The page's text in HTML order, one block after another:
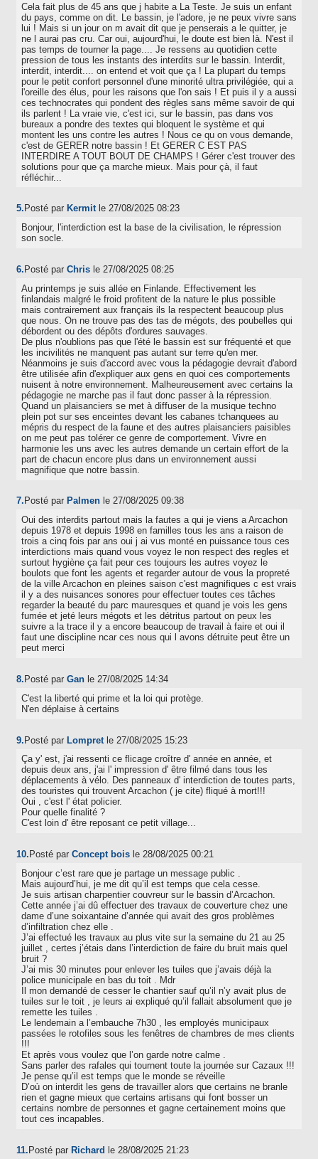
Cela fait plus de 45 ans que j habite a La Teste. Je suis un enfant
du pays, comme on dit. Le bassin, je l'adore, je ne peux vivre sans
lui ! Mais si un jour on m avait dit que je penserais a le quitter, je
ne l aurai pas cru. Car oui, aujourd'hui, le doute est bien là. N'est il
pas temps de tourner la page.... Je ressens au quotidien cette
pression de tous les instants des interdits sur le bassin. Interdit,
interdit, interdit.... on entend et voit que ça ! La plupart du temps
pour le petit confort personnel d'une minorité ultra privilégiée, qui a
l'oreille des élus, pour les raisons que l'on sais ! Et puis il y a aussi
ces technocrates qui pondent des règles sans même savoir de qui
ils parlent ! La vraie vie, c'est ici, sur le bassin, pas dans vos
bureaux a pondre des textes qui bloquent le système et qui
montent les uns contre les autres ! Nous ce qu on vous demande,
c'est de GERER notre bassin ! Et GERER C EST PAS
INTERDIRE A TOUT BOUT DE CHAMPS ! Gérer c'est trouver des
solutions pour que ça marche mieux. Mais pour çà, il faut
réfléchir...
5. Posté par Kermit le 27/08/2025 08:23
Bonjour, l'interdiction est la base de la civilisation, le répression
son socle.
6. Posté par Chris le 27/08/2025 08:25
Au printemps je suis allée en Finlande. Effectivement les
finlandais malgré le froid profitent de la nature le plus possible
mais contrairement aux français ils la respectent beaucoup plus
que nous. On ne trouve pas des tas de mégots, des poubelles qui
débordent ou des dépôts d'ordures sauvages.
De plus n'oublions pas que l'été le bassin est sur fréquenté et que
les incivilités ne manquent pas autant sur terre qu'en mer.
Néanmoins je suis d'accord avec vous la pédagogie devrait d'abord
être utilisée afin d'expliquer aux gens en quoi ces comportements
nuisent à notre environnement. Malheureusement avec certains la
pédagogie ne marche pas il faut donc passer à la répression.
Quand un plaisanciers se met à diffuser de la musique techno
plein pot sur ses enceintes devant les cabanes tchanquees au
mépris du respect de la faune et des autres plaisanciers paisibles
on me peut pas tolérer ce genre de comportement. Vivre en
harmonie les uns avec les autres demande un certain effort de la
part de chacun encore plus dans un environnement aussi
magnifique que notre bassin.
7. Posté par Palmen le 27/08/2025 09:38
Oui des interdits partout mais la fautes a qui je viens a Arcachon
depuis 1978 et depuis 1998 en familles tous les ans a raison de
trois a cinq fois par ans oui j ai vus monté en puissance tous ces
interdictions mais quand vous voyez le non respect des regles et
surtout hygiène ça fait peur ces toujours les autres voyez le
boulots que font les agents et regarder autour de vous la propreté
de la ville Arcachon en pleines saison c'est magnifiques c est vrais
il y a des nuisances sonores pour effectuer toutes ces tâches
regarder la beauté du parc mauresques et quand je vois les gens
fumée et jeté leurs mégots et les détritus partout on peux les
suivre a la trace il y a encore beaucoup de travail à faire et oui il
faut une discipline ncar ces nous qui l avons détruite peut être un
peut merci
8. Posté par Gan le 27/08/2025 14:34
C'est la liberté qui prime et la loi qui protège.
N'en déplaise à certains
9.Posté par Lompret le 27/08/2025 15:23
Ça y' est, j'ai ressenti ce flicage croître d' année en année, et
depuis deux ans, j'ai l' impression d' être filmé dans tous les
déplacements à vélo. Des panneaux d' interdiction de toutes parts,
des touristes qui trouvent Arcachon ( je cite) fliqué à mort!!!
Oui , c'est l' état policier.
Pour quelle finalité ?
C'est loin d' être reposant ce petit village...
10. Posté par Concept bois le 28/08/2025 00:21
Bonjour c’est rare que je partage un message public .
Mais aujourd’hui, je me dit qu’il est temps que cela cesse.
Je suis artisan charpentier couvreur sur le bassin d’Arcachon.
Cette année j’ai dû effectuer des travaux de couverture chez une
dame d’une soixantaine d’année qui avait des gros problèmes
d’infiltration chez elle .
J’ai effectué les travaux au plus vite sur la semaine du 21 au 25
juillet , certes j’étais dans l’interdiction de faire du bruit mais quel
bruit ?
J’ai mis 30 minutes pour enlever les tuiles que j’avais déjà la
police municipale en bas du toit . Mdr
Il mon demandé de cesser le chantier sauf qu’il n’y avait plus de
tuiles sur le toit , je leurs ai expliqué qu’il fallait absolument que je
remette les tuiles .
Le lendemain a l’embauche 7h30 , les employés municipaux
passées le rotofiles sous les fenêtres de chambres de mes clients
!!!
Et après vous voulez que l’on garde notre calme .
Sans parler des rafales qui tournent toute la journée sur Cazaux !!!
Je pense qu’il est temps que le monde se réveille
D’où on interdit les gens de travailler alors que certains ne branle
rien et gagne mieux que certains artisans qui font bosser un
certains nombre de personnes et gagne certainement moins que
tout ces incapables.
11. Posté par Richard le 28/08/2025 21:23